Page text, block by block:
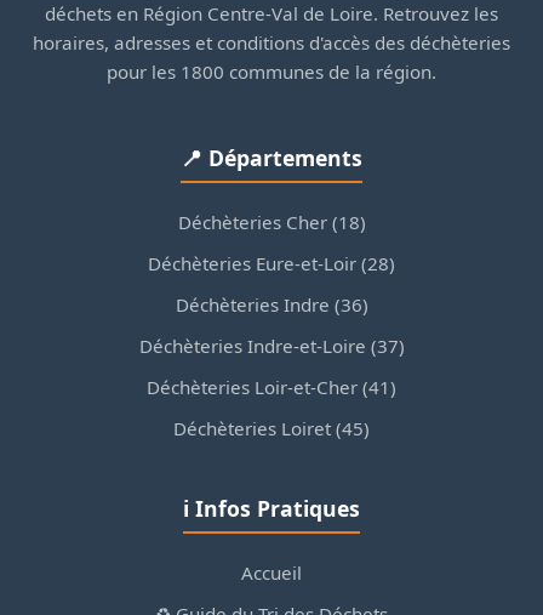
déchets en Région Centre-Val de Loire. Retrouvez les
horaires, adresses et conditions d'accès des déchèteries
pour les 1800 communes de la région.
📍 Départements
Déchèteries Cher (18)
Déchèteries Eure-et-Loir (28)
Déchèteries Indre (36)
Déchèteries Indre-et-Loire (37)
Déchèteries Loir-et-Cher (41)
Déchèteries Loiret (45)
ℹ️ Infos Pratiques
Accueil